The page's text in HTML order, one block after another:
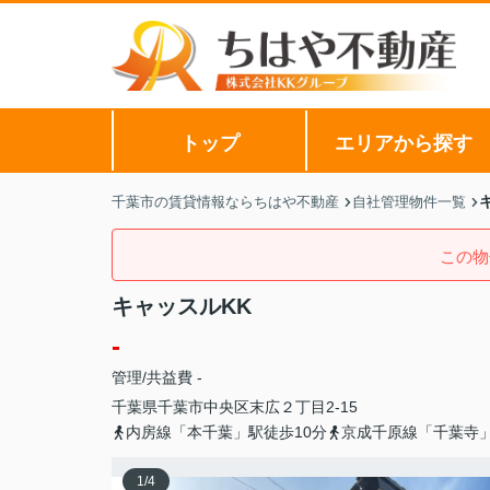
トップ エリアから探す
千葉市の賃貸情報ならちはや不動産 自社管理物件一覧
この
キャッスルKK
-
管理/共益費 -
千葉県千葉市中央区末広２丁目2-15
内房線「本千葉」駅徒歩10分
京成千原線「千葉寺
1/4